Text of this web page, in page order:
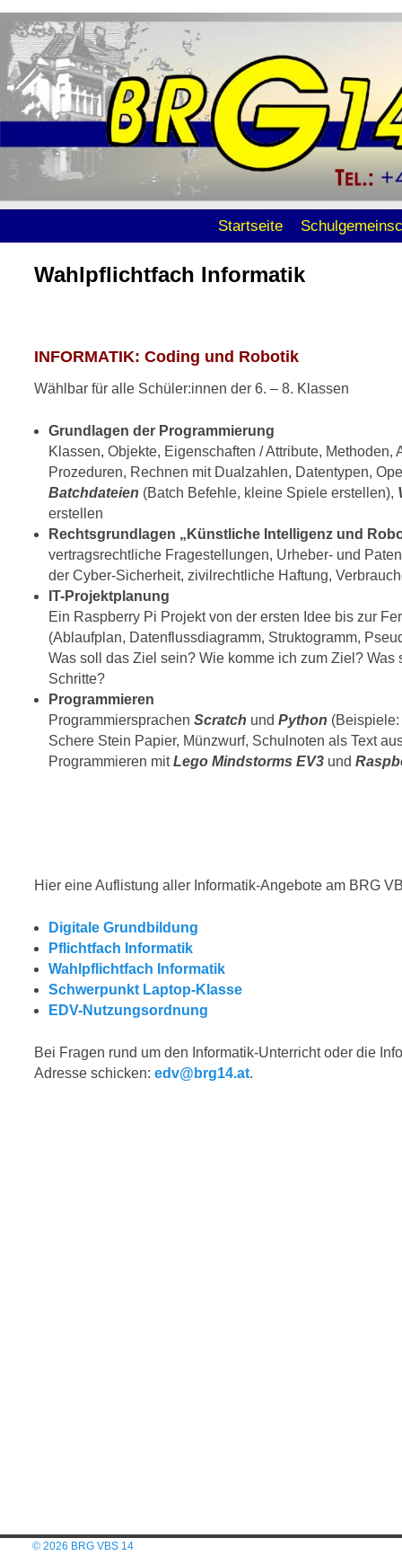
Zum sekundären Inhalt wechselnStartseite
Wahlpflichtfach Informatik
INFORMATIK: Coding und Robotik
Wählbar für alle Schüler:innen der 6. – 8. Klassen
Grundlagen der Programmierung
Klassen, Objekte, Eigenschaften / Attribute,
Prozeduren, Rechnen mit Dualzahlen, Datentypen,
Batchdateien (Batch Befehle, kleine Spiele erstellen),
erstellen
Rechtsgrundlagen „Künstliche Intelligenz und
vertragsrechtliche Fragestellungen, Urheber- und
der Cyber-Sicherheit, zivilrechtliche Haftung,
IT-Projektplanung
Ein Raspberry Pi Projekt von der ersten Idee bis zur
(Ablaufplan, Datenflussdiagramm, Struktogramm,
Was soll das Ziel sein? Wie komme ich zum Ziel?
Schritte?
Programmieren
ProgrammiersprachenScratch undPython
Schere Stein Papier, Münzwurf, Schulnoten als Text
Programmieren mitLego Mindstorms EV3 und
Hier eine Auflistung aller Informatik-Angebote am BRG
Digitale Grundbildung
Pflichtfach Informatik
Wahlpflichtfach Informatik
Schwerpunkt Laptop-Klasse
EDV-Nutzungsordnung
Bei Fragen rund um den Informatik-Unterricht oder die
Adresse schicken:edv@brg14.at.
© 2026 BRG VBS 14